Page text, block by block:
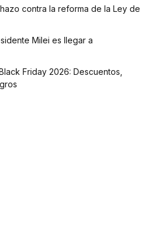
contra la reforma de la Ley de
Milei es llegar a
Friday 2026: Descuentos,